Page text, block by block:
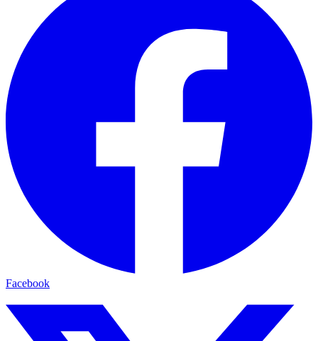
Facebook